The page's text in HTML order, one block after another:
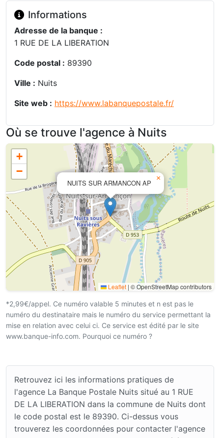
Informations
Adresse de la banque :
1 RUE DE LA LIBERATION
Code postal : 89390
Ville : Nuits
Site web : https://www.labanquepostale.fr/
Où se trouve l'agence à Nuits
NUITS SUR ARMANCON AP
×
+
−
Leaflet | © OpenStreetMap contributors
*2,99€/appel. Ce numéro valable 5 minutes et n est pas le
numéro du destinataire mais le numéro du service permettant la
mise en relation avec celui ci. Ce service est édité par le site
www.banque-info.com. Pourquoi ce numéro ?
Retrouvez ici les informations pratiques de
l'agence La Banque Postale Nuits situé au 1 RUE
DE LA LIBERATION dans la commune de Nuits dont
le code postal est le 89390. Ci-dessus vous
trouverez les coordonnées pour contacter l'agence